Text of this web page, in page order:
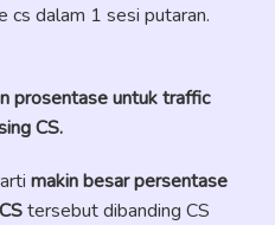
cs dalam 1 sesi putaran.
prosentase untuk traffic
CS.
makin besar persentase
tersebut dibanding CS